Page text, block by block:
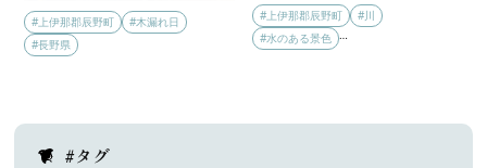
#上伊那郡辰野町
#川
#水のある景色 …
#上伊那郡辰野町
#木漏れ日
#長野県
#タグ